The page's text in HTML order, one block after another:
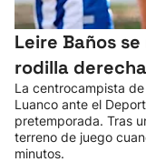
Leire Baños
rodilla derecha
La centrocampista
Luanco ante el
pretemporada. Tras
terreno de juego
minutos.